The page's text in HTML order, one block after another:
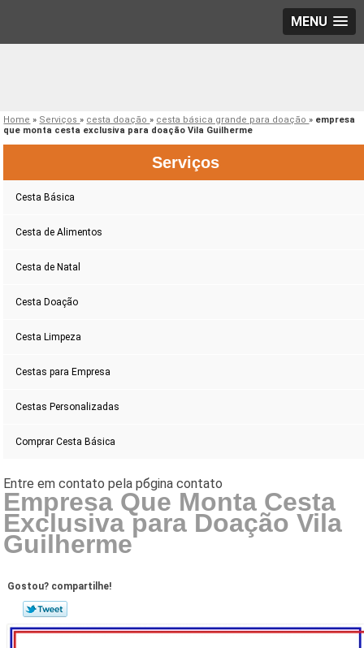
MENU
Home » Serviços» cesta doação» cesta básica grande para doação» empresa
que monta cesta exclusiva para doação Vila Guilherme
Serviços
Cesta Básica
Cesta de Alimentos
Cesta de Natal
Cesta Doação
Cesta Limpeza
Cestas para Empresa
Cestas Personalizadas
Comprar Cesta Básica
Empresa Que Monta Cesta
Exclusiva para Doação Vila
Guilherme
Gostou? compartilhe!